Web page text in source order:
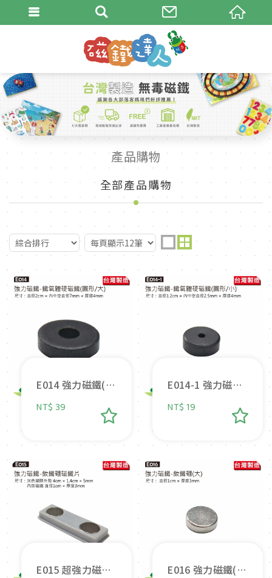
產品購物
全部產品購物
E014 強力磁鐵(黑
色大圓)
NT$ 39
E014-1 強力磁鐵
(黑色小圓)
NT$ 19
E015 超強力磁鐵
E016 強力磁鐵(銀